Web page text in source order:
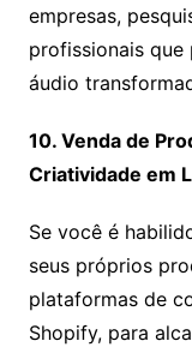
empresas,
profissionais que
áudio
10. Venda de
Criatividade em
Se você é
seus próprios
plataformas de
Shopify, para